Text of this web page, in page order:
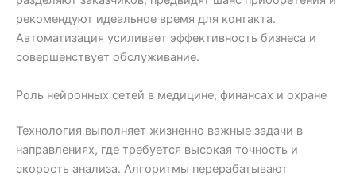
рекомендуют идеальное время для контакта.
Автоматизация усиливает эффективность бизнеса и
совершенствует обслуживание.
Роль нейронных сетей в медицине, финансах и охране
Технология выполняет жизненно важные задачи в
направлениях, где требуется высокая точность и
скорость анализа. Алгоритмы перерабатывают